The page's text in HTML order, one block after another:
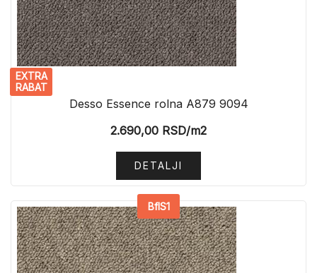
EXTRA
RABAT
Desso Essence rolna A879 9094
2.690,00 RSD/m2
DETALJI
BflS1